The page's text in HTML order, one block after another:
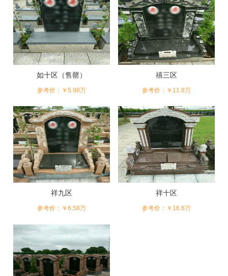
如十区（售罄）
参考价：￥5.98万
禧三区
参考价：￥11.8万
祥九区
参考价：￥6.58万
祥十区
参考价：￥16.8万